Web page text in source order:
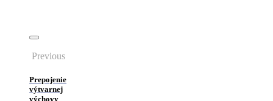
Previous
Prepojenie
výtvarnej
výchovy